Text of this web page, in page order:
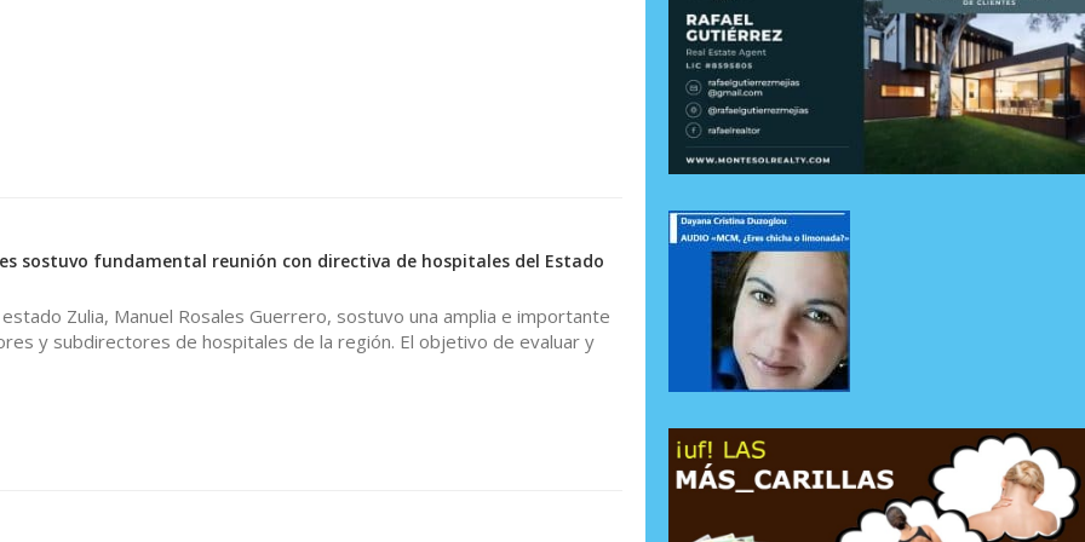
sostuvo fundamental reunión con directiva de hospitales del Estado
Zulia, Manuel Rosales Guerrero, sostuvo una amplia e importante
y subdirectores de hospitales de la región. El objetivo de evaluar y